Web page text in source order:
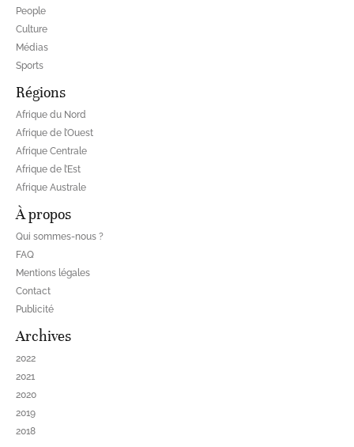
People
Culture
Médias
Sports
Régions
Afrique du Nord
Afrique de l’Ouest
Afrique Centrale
Afrique de l’Est
Afrique Australe
À propos
Qui sommes-nous ?
FAQ
Mentions légales
Contact
Publicité
Archives
2022
2021
2020
2019
2018